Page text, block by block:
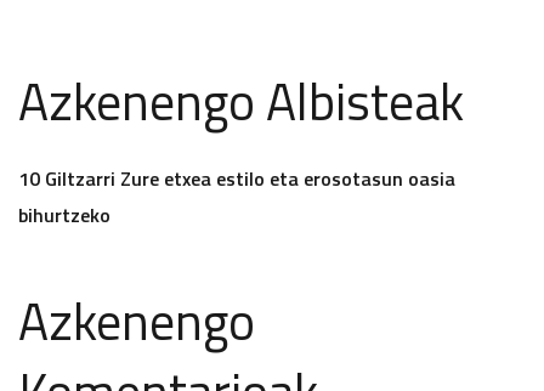
Azkenengo Albisteak
10 Giltzarri Zure etxea estilo eta erosotasun oasia
bihurtzeko
Azkenengo